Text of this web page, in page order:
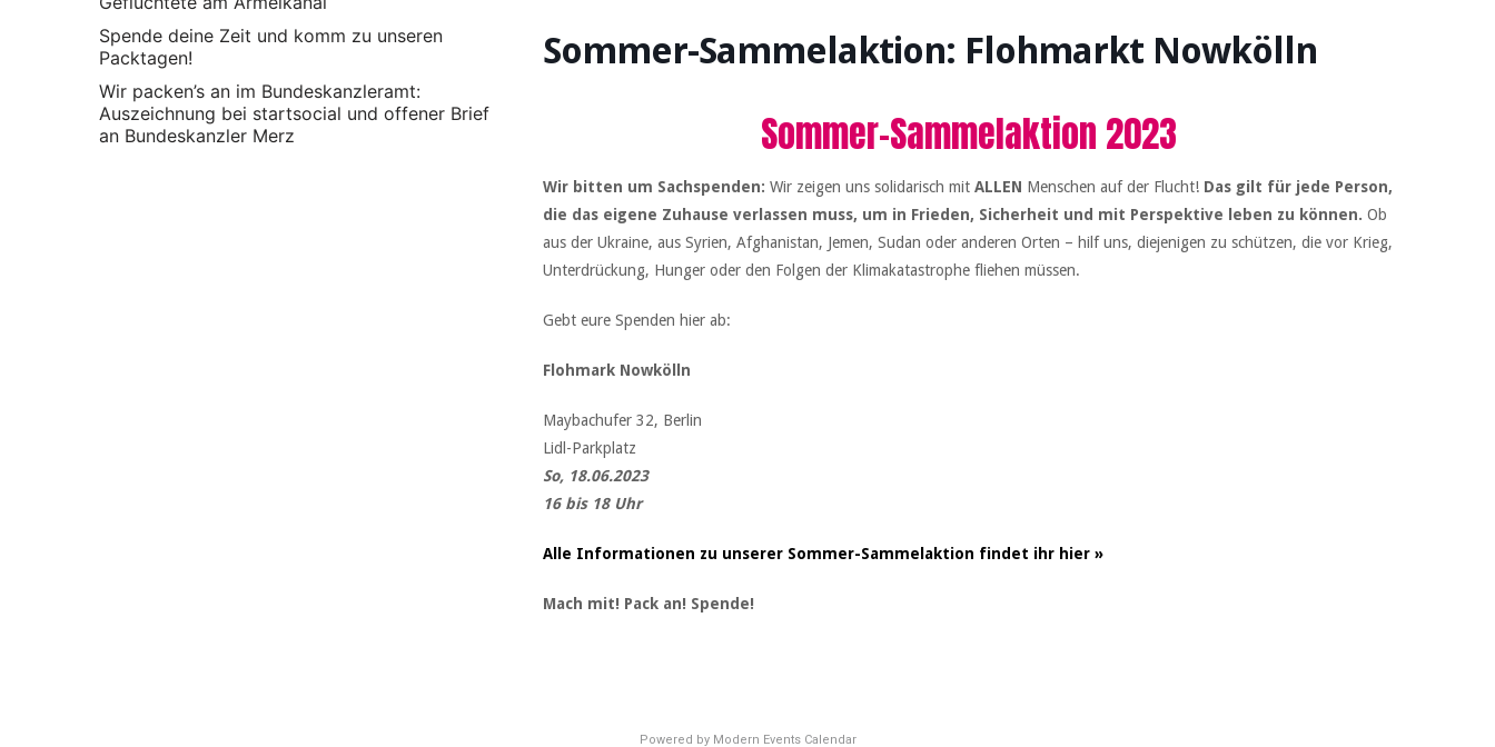
Spende deine Zeit und komm zu unseren
Packtagen!
Wir packen’s an im Bundeskanzleramt:
Auszeichnung bei startsocial und offener Brief
an Bundeskanzler Merz
Sommer-Sammelaktion: Flohmarkt Nowkölln
Sommer-Sammelaktion 2023
Wir bitten um Sachspenden: Wir zeigen uns solidarisch mit ALLEN Menschen auf der Flucht! Das gilt für jede Person,
die das eigene Zuhause verlassen muss, um in Frieden, Sicherheit und mit Perspektive leben zu können. Ob
aus der Ukraine, aus Syrien, Afghanistan, Jemen, Sudan oder anderen Orten – hilf uns, diejenigen zu schützen, die vor Krieg,
Unterdrückung, Hunger oder den Folgen der Klimakatastrophe fliehen müssen.
Gebt eure Spenden hier ab:
Flohmark Nowkölln
Maybachufer 32, Berlin
Lidl-Parkplatz
So, 18.06.2023
16 bis 18 Uhr
Alle Informationen zu unserer Sommer-Sammelaktion findet ihr hier »
Mach mit! Pack an! Spende!
Powered by Modern Events Calendar